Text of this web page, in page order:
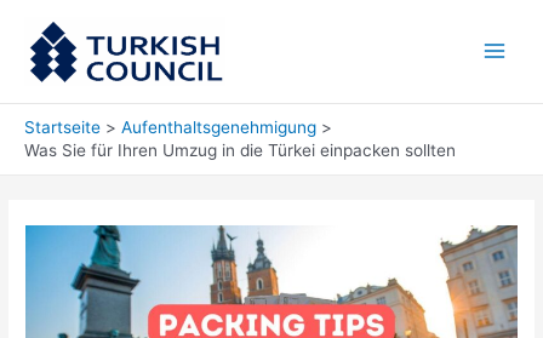
Inhalt
springen
Startseite
Aufenthaltsgenehmigung
Was Sie für Ihren Umzug in die Türkei einpacken sollten